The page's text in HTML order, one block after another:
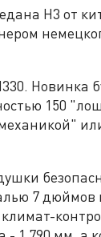
H3 от
Новинка
150
7 дюймов